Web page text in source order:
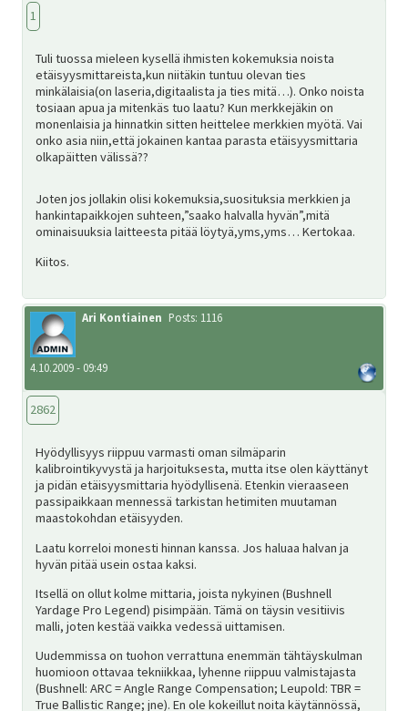
Linkit
Jäsenyys
Palaute
1
Tuli tuossa mieleen kysellä ihmisten kokemuksia noista
etäisyysmittareista,kun niitäkin tuntuu olevan ties
minkälaisia(on laseria,digitaalista ja ties mitä…). Onko noista
tosiaan apua ja mitenkäs tuo laatu? Kun merkkejäkin on
monenlaisia ja hinnatkin sitten heittelee merkkien myötä. Vai
onko asia niin,että jokainen kantaa parasta etäisyysmittaria
olkapäitten välissä??
Joten jos jollakin olisi kokemuksia,suosituksia merkkien ja
hankintapaikkojen suhteen,”saako halvalla hyvän”,mitä
ominaisuuksia laitteesta pitää löytyä,yms,yms… Kertokaa.
Kiitos.
Ari Kontiainen Posts: 1116
4.10.2009 - 09:49
2862
Hyödyllisyys riippuu varmasti oman silmäparin
kalibrointikyvystä ja harjoituksesta, mutta itse olen käyttänyt
ja pidän etäisyysmittaria hyödyllisenä. Etenkin vieraaseen
passipaikkaan mennessä tarkistan hetimiten muutaman
maastokohdan etäisyyden.
Laatu korreloi monesti hinnan kanssa. Jos haluaa halvan ja
hyvän pitää usein ostaa kaksi.
Itsellä on ollut kolme mittaria, joista nykyinen (Bushnell
Yardage Pro Legend) pisimpään. Tämä on täysin vesitiivis
malli, joten kestää vaikka vedessä uittamisen.
Uudemmissa on tuohon verrattuna enemmän tähtäyskulman
huomioon ottavaa tekniikkaa, lyhenne riippuu valmistajasta
(Bushnell: ARC = Angle Range Compensation; Leupold: TBR =
True Ballistic Range; jne). En ole kokeillut noita käytännössä,